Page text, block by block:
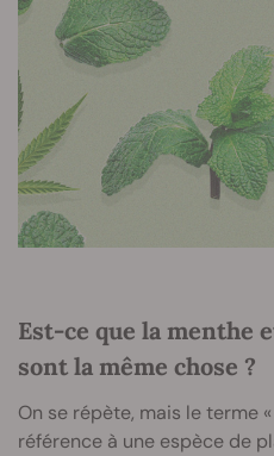
Est-ce que la menthe
sont la même chose ?
On se répète, mais le terme
référence à une espèce de